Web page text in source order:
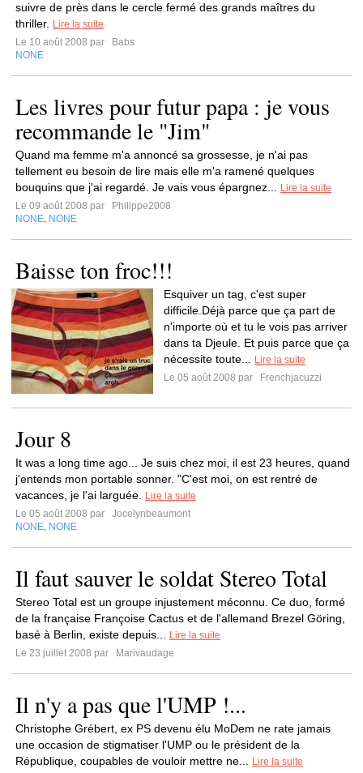
suivre de près dans le cercle fermé des grands maîtres du
thriller.
Lire la suite
Le 10 août 2008 par
Babs
NONE
Les livres pour futur papa : je vous
recommande le "Jim"
Quand ma femme m'a annoncé sa grossesse, je n'ai pas
tellement eu besoin de lire mais elle m'a ramené quelques
bouquins que j'ai regardé. Je vais vous épargnez...
Lire la suite
Le 09 août 2008 par
Philippe2008
NONE NONE
Baisse ton froc!!!
Esquiver un tag, c'est super
difficile.Déjà parce que ça part de
n'importe où et tu le vois pas arriver
dans ta Djeule. Et puis parce que ça
nécessite toute...
Lire la suite
Le 05 août 2008 par
Frenchjacuzzi
Jour 8
It was a long time ago... Je suis chez moi, il est 23 heures, quand
j'entends mon portable sonner. "C'est moi, on est rentré de
vacances, je l'ai larguée.
Lire la suite
Le 05 août 2008 par
Jocelynbeaumont
NONE NONE
Il faut sauver le soldat Stereo Total
Stereo Total est un groupe injustement méconnu. Ce duo, formé
de la française Françoise Cactus et de l'allemand Brezel Göring,
basé à Berlin, existe depuis...
Lire la suite
Le 23 juillet 2008 par
Marivaudage
Il n'y a pas que l'UMP !...
Christophe Grébert, ex PS devenu élu MoDem ne rate jamais
une occasion de stigmatiser l'UMP ou le président de la
République, coupables de vouloir mettre ne...
Lire la suite